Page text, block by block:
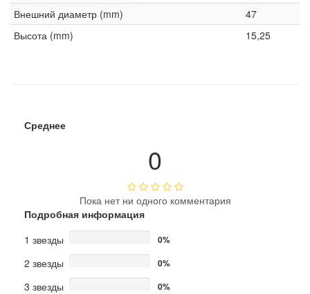
Внешний диаметр (mm)
47
Высота (mm)
15,25
Среднее
0
Пока нет ни одного комментария
Подробная информация
1 звезды
0%
2 звезды 0%
3 звезды 0%